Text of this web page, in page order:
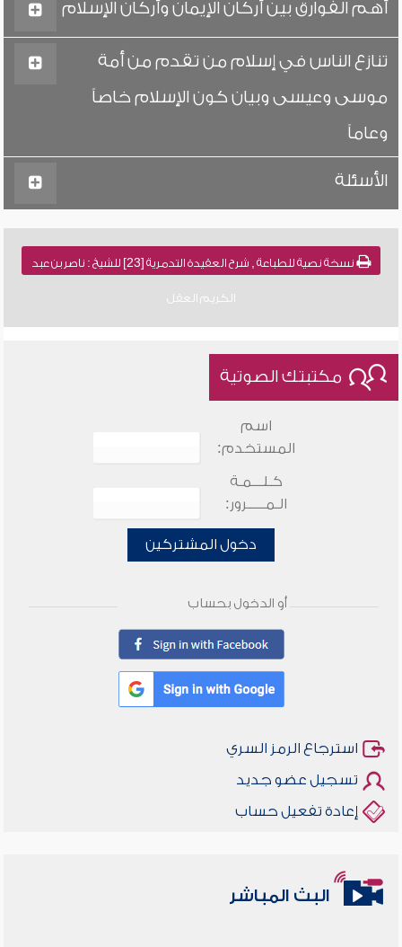
أهم الفوارق بين أركان الإيمان وأركان الإسلام
تنازع الناس في إسلام من تقدم من أمة
موسى وعيسى وبيان كون الإسلام خاصاً
وعاماً
الأسئلة
نسخة نصية للطباعة , شرح العقيدة التدمرية [23] للشيخ : ناصر بن عبد
الكريم العقل
مكتبتك الصوتية
اسم
المستخدم:
كـلـــمـة
الـمـــــرور:
دخول المشتركين
أو الدخول بحساب
استرجاع الرمز السري
تسجيل عضو جديد
إعادة تفعيل حساب
البث المباشر